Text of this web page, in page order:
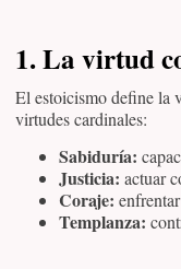
1. La virtud
El estoicismo define la
virtudes cardinales:
Sabiduría:
Justicia: actuar
Coraje:
Templanza: